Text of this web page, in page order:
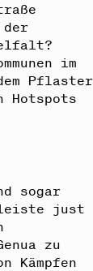
im
Pflaster
Hotspots
sogar
just
zu
Kämpfen